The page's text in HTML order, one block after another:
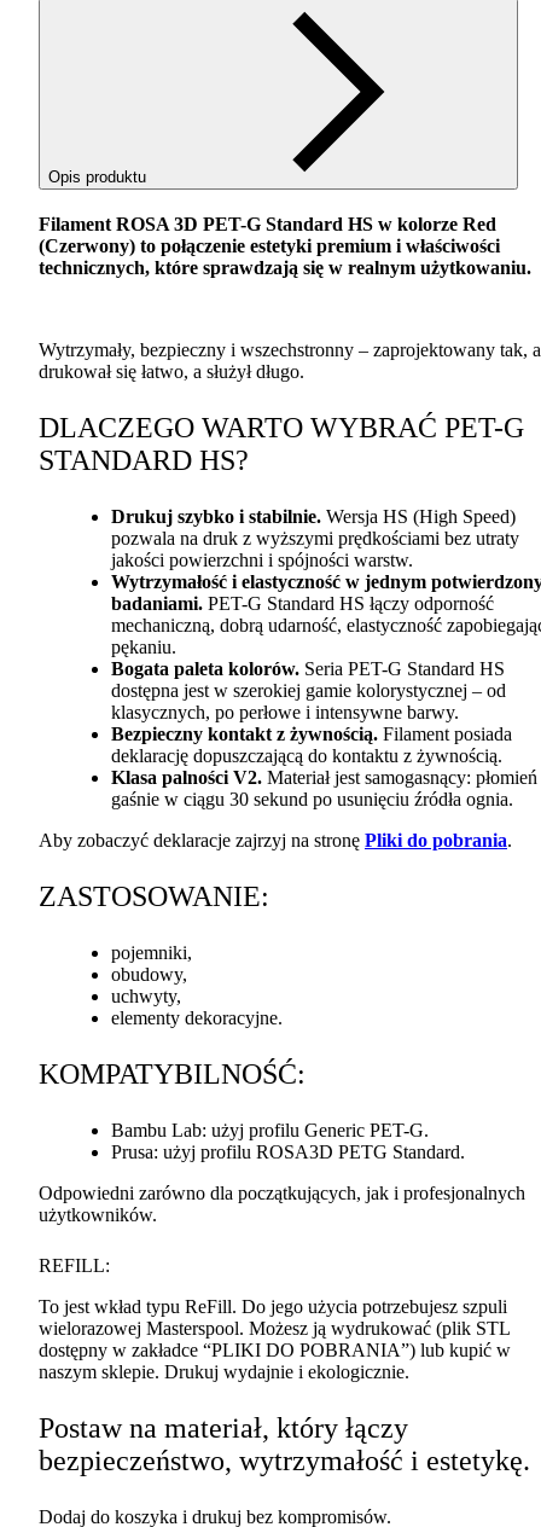
Opis produktu
Filament ROSA 3D PET-G Standard HS w kolorze Red
(Czerwony) to połączenie estetyki premium i właściwości
technicznych, które sprawdzają się w realnym użytkowaniu.
Wytrzymały, bezpieczny i wszechstronny – zaprojektowany tak,
drukował się łatwo, a służył długo.
DLACZEGO WARTO WYBRAĆ PET-G
STANDARD HS?
Drukuj szybko i stabilnie. Wersja HS (High Speed)
pozwala na druk z wyższymi prędkościami bez utraty
jakości powierzchni i spójności warstw.
Wytrzymałość i elastyczność w jednym
badaniami. PET-G Standard HS łączy odporność
mechaniczną, dobrą udarność, elastyczność
pękaniu.
Bogata paleta kolorów. Seria PET-G Standard HS
dostępna jest w szerokiej gamie kolorystycznej – od
klasycznych, po perłowe i intensywne barwy.
Bezpieczny kontakt z żywnością. Filament posiada
deklarację dopuszczającą do kontaktu z żywnością.
Klasa palności V2. Materiał jest samogasnący: płomień
gaśnie w ciągu 30 sekund po usunięciu źródła ognia.
Aby zobaczyć deklaracje zajrzyj na stronę Pliki do pobrania.
ZASTOSOWANIE:
pojemniki,
obudowy,
uchwyty,
elementy dekoracyjne.
KOMPATYBILNOŚĆ:
Bambu Lab: użyj profilu Generic PET-G.
Prusa: użyj profilu ROSA3D PETG Standard.
Odpowiedni zarówno dla początkujących, jak i profesjonalnych
użytkowników.
REFILL:
To jest wkład typu ReFill. Do jego użycia potrzebujesz szpuli
wielorazowej Masterspool. Możesz ją wydrukować (plik STL
dostępny w zakładce “PLIKI DO POBRANIA”) lub kupić w
naszym sklepie. Drukuj wydajnie i ekologicznie.
Postaw na materiał, który łączy
bezpieczeństwo, wytrzymałość i estetykę.
Dodaj do koszyka i drukuj bez kompromisów.